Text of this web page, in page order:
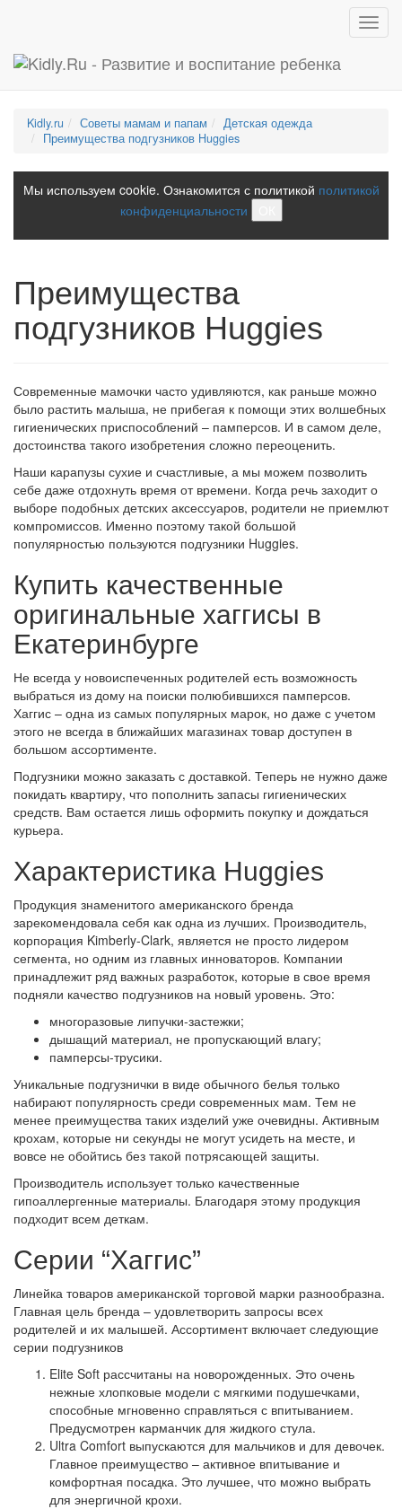
Kidly.ru Советы мамам и папам
Детская одежда
Преимущества подгузников Huggies
Мы используем cookie. Ознакомится с политикой политикой
конфиденциальности
Преимущества
подгузников Huggies
Современные мамочки часто удивляются, как раньше можно
было растить малыша, не прибегая к помощи этих волшебных
гигиенических приспособлений – памперсов. И в самом деле,
достоинства такого изобретения сложно переоценить.
Наши карапузы сухие и счастливые, а мы можем позволить
себе даже отдохнуть время от времени. Когда речь заходит о
выборе подобных детских аксессуаров, родители не приемлют
компромиссов. Именно поэтому такой большой
популярностью пользуются подгузники Huggies.
Купить качественные
оригинальные хаггисы в
Екатеринбурге
Не всегда у новоиспеченных родителей есть возможность
выбраться из дому на поиски полюбившихся памперсов.
Хаггис – одна из самых популярных марок, но даже с учетом
этого не всегда в ближайших магазинах товар доступен в
большом ассортименте.
Подгузники можно заказать с доставкой. Теперь не нужно даже
покидать квартиру, что пополнить запасы гигиенических
средств. Вам остается лишь оформить покупку и дождаться
курьера.
Характеристика Huggies
Продукция знаменитого американского бренда
зарекомендовала себя как одна из лучших. Производитель,
корпорация Kimberly-Clark, является не просто лидером
сегмента, но одним из главных инноваторов. Компании
принадлежит ряд важных разработок, которые в свое время
подняли качество подгузников на новый уровень. Это:
многоразовые липучки-застежки;
дышащий материал, не пропускающий влагу;
памперсы-трусики.
Уникальные подгузнички в виде обычного белья только
набирают популярность среди современных мам. Тем не
менее преимущества таких изделий уже очевидны. Активным
крохам, которые ни секунды не могут усидеть на месте, и
вовсе не обойтись без такой потрясающей защиты.
Производитель использует только качественные
гипоаллергенные материалы. Благодаря этому продукция
подходит всем деткам.
Серии “Хаггис”
Линейка товаров американской торговой марки разнообразна.
Главная цель бренда – удовлетворить запросы всех
родителей и их малышей. Ассортимент включает следующие
серии подгузников
Elite Soft рассчитаны на новорожденных. Это очень
нежные хлопковые модели с мягкими подушечками,
способные мгновенно справляться с впитыванием.
Предусмотрен карманчик для жидкого стула.
Ultra Comfort выпускаются для мальчиков и для девочек.
Главное преимущество – активное впитывание и
комфортная посадка. Это лучшее, что можно выбрать
для энергичной крохи.